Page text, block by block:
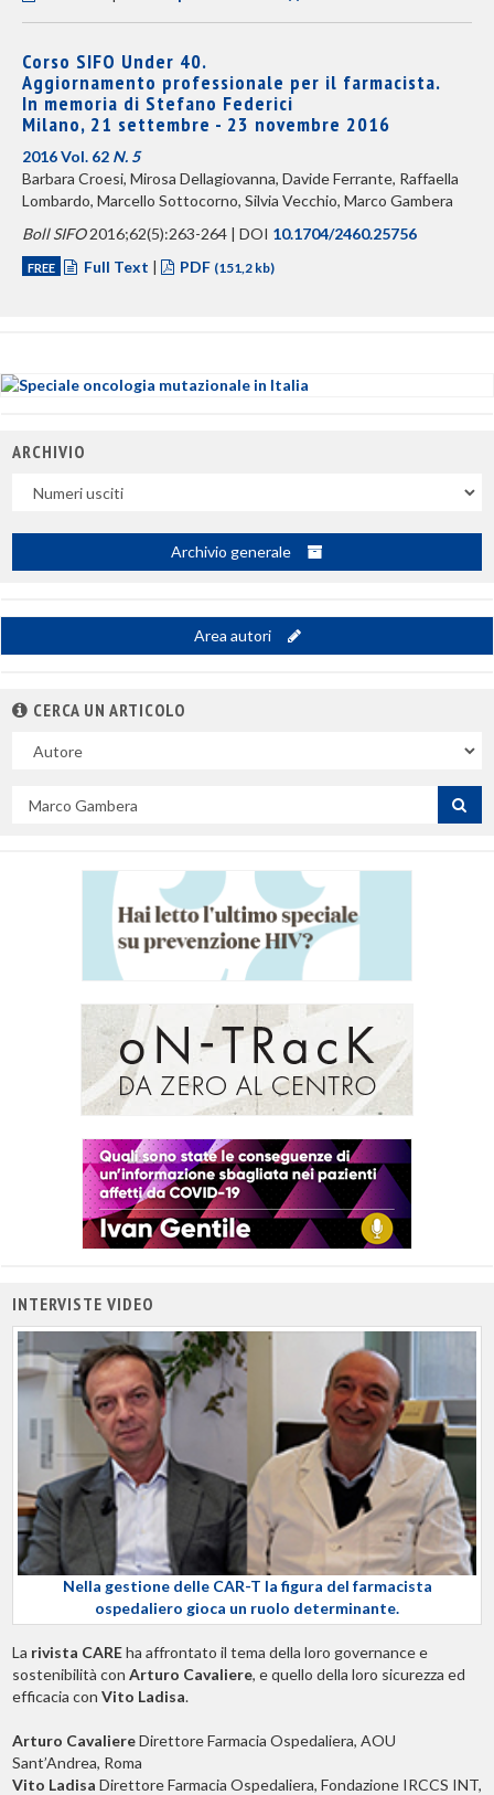
Corso SIFO Under 40.
Aggiornamento professionale per il farmacista.
In memoria di Stefano Federici
Milano, 21 settembre - 23 novembre 2016
2016 Vol. 62 N. 5
Barbara Croesi, Mirosa Dellagiovanna, Davide Ferrante, Raffaella
Lombardo, Marcello Sottocorno, Silvia Vecchio, Marco Gambera
Boll SIFO2016;62(5):263-264 | DOI 10.1704/2460.25756
FREE Full Text | PDF (151,2 kb)
ARCHIVIO
Archivio generale
Area autori
CERCA UN ARTICOLO
campo
per
INTERVISTE VIDEO
Nella gestione delle CAR-T la figura del farmacista
ospedaliero gioca un ruolo determinante.
La rivista CAREha affrontato il tema della loro governance e
sostenibilità con Arturo Cavaliere, e quello della loro sicurezza ed
efficacia con Vito Ladisa.
Arturo CavaliereDirettore Farmacia Ospedaliera, AOU
Sant’Andrea, Roma
Vito Ladisa Direttore Farmacia Ospedaliera, Fondazione IRCCS INT,